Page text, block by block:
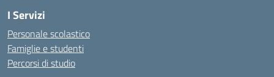
I Servizi
Personale scolastico
Famiglie e studenti
Percorsi di studio